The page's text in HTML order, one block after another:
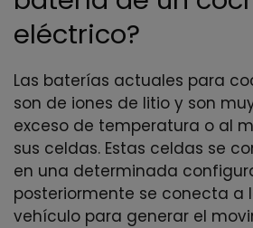
eléctrico?
Las baterías actuales para
son de iones de litio y son
exceso de temperatura o al
sus celdas. Estas celdas se
en una determinada
posteriormente se conecta a
vehículo para generar el